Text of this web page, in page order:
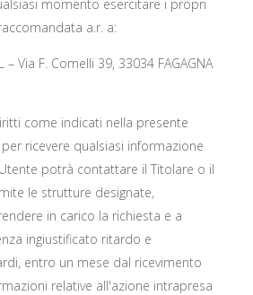
momento esercitare i propri
a.r. a:
– Via F. Comelli 39, 33034 FAGAGNA
come indicati nella presente
ricevere qualsiasi informazione
potrà contattare il Titolare o il
le strutture designate,
in carico la richiesta e a
ingiustificato ritardo e
entro un mese dal ricevimento
relative all'azione intrapresa